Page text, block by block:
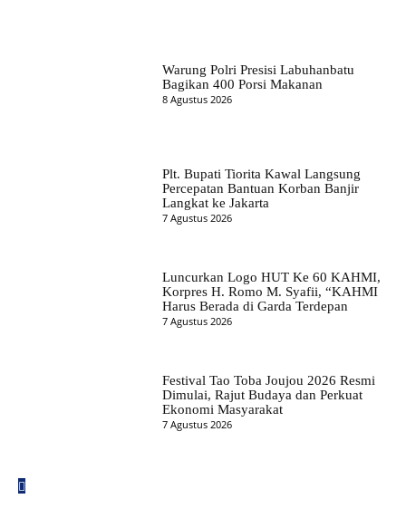
Warung Polri Presisi Labuhanbatu
Bagikan 400 Porsi Makanan
8 Agustus 2026
Plt. Bupati Tiorita Kawal Langsung
Percepatan Bantuan Korban Banjir
Langkat ke Jakarta
7 Agustus 2026
Luncurkan Logo HUT Ke 60 KAHMI,
Korpres H. Romo M. Syafii, “KAHMI
Harus Berada di Garda Terdepan
7 Agustus 2026
Festival Tao Toba Joujou 2026 Resmi
Dimulai, Rajut Budaya dan Perkuat
Ekonomi Masyarakat
7 Agustus 2026